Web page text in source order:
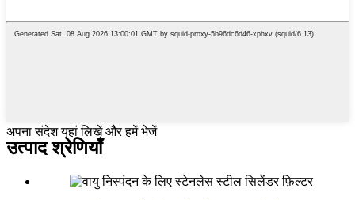
अपना संदेश यहां लिखें और हमें भेजें
उत्पाद श्रेणियाँ